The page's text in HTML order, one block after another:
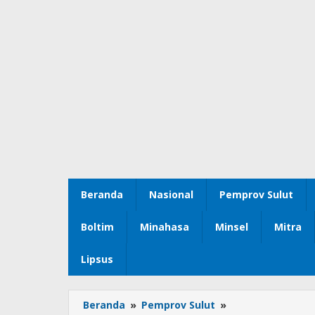
Beranda Nasional Pemprov Sulut
Boltim Minahasa Minsel Mitra
Lipsus
Beranda » Pemprov Sulut »